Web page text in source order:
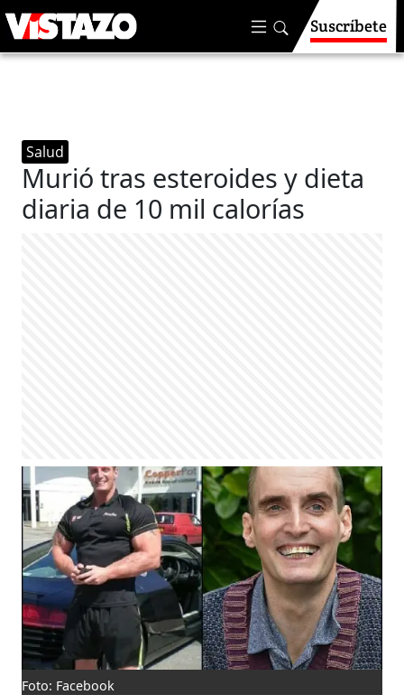
Suscríbete
Salud
Murió tras esteroides y dieta
diaria de 10 mil calorías
Foto: Facebook